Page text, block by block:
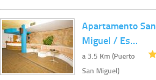
Apartamento San
Miguel / Es…
a 3.5 Km (Puerto
San Miguel)